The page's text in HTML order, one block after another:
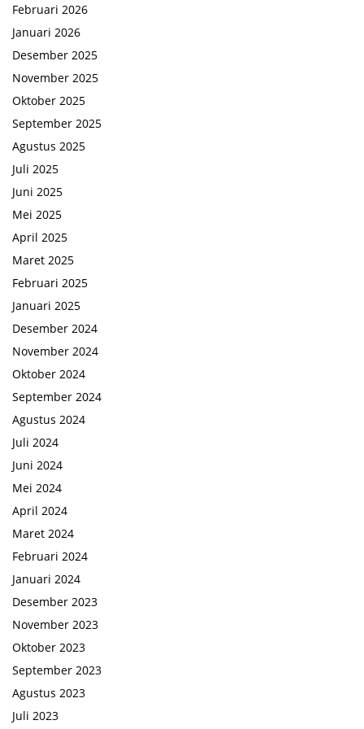
Februari 2026
Januari 2026
Desember 2025
November 2025
Oktober 2025
September 2025
Agustus 2025
Juli 2025
Juni 2025
Mei 2025
April 2025
Maret 2025
Februari 2025
Januari 2025
Desember 2024
November 2024
Oktober 2024
September 2024
Agustus 2024
Juli 2024
Juni 2024
Mei 2024
April 2024
Maret 2024
Februari 2024
Januari 2024
Desember 2023
November 2023
Oktober 2023
September 2023
Agustus 2023
Juli 2023